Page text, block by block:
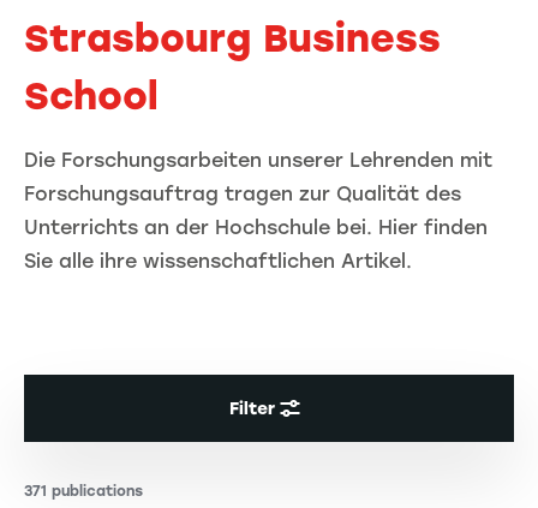
Strasbourg Business
School
Die Forschungsarbeiten unserer Lehrenden mit
Forschungsauftrag tragen zur Qualität des
Unterrichts an der Hochschule bei. Hier finden
Sie alle ihre wissenschaftlichen Artikel.
Filter
371 publications